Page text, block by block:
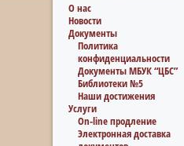
О нас
Новости
Документы
Политика
конфиденциальности
Документы МБУК “ЦБС”
Библиотеки №5
Наши достижения
Услуги
On-line продление
Электронная доставка